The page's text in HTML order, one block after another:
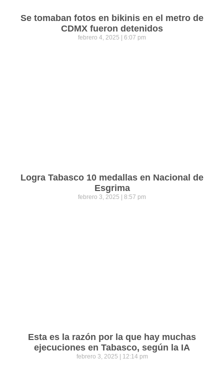
Se tomaban fotos en bikinis en el metro de
CDMX fueron detenidos
febrero 4, 2025 6:07 pm
Logra Tabasco 10 medallas en Nacional de
Esgrima
febrero 3, 2025 8:57 pm
Esta es la razón por la que hay muchas
ejecuciones en Tabasco, según la IA
febrero 3, 2025 12:14 pm